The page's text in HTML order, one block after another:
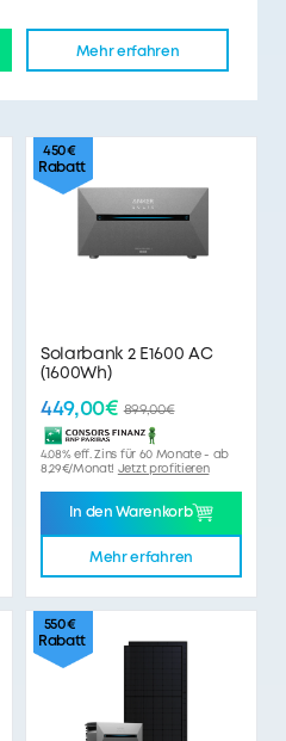
Mehr erfahren
450€
Rabatt
Solarbank 2 E1600 AC
(1600Wh)
449,00€ 899,00€
4.08% eff. Zins für 60 Monate - ab
8,29€/Monat! Jetzt profitieren
In den Warenkorb
Mehr erfahren
550€
Rabatt